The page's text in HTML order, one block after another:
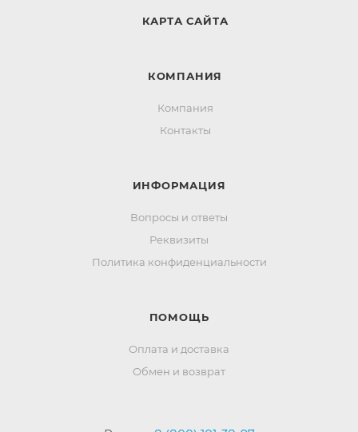
КАРТА САЙТА
КОМПАНИЯ
Компания
Контакты
ИНФОРМАЦИЯ
Вопросы и ответы
Реквизиты
Политика конфиденциальности
ПОМОЩЬ
Оплата и доставка
Обмен и возврат